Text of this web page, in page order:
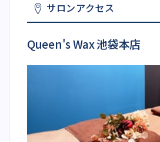
サロンアクセス
Queen's Wax 池袋本店